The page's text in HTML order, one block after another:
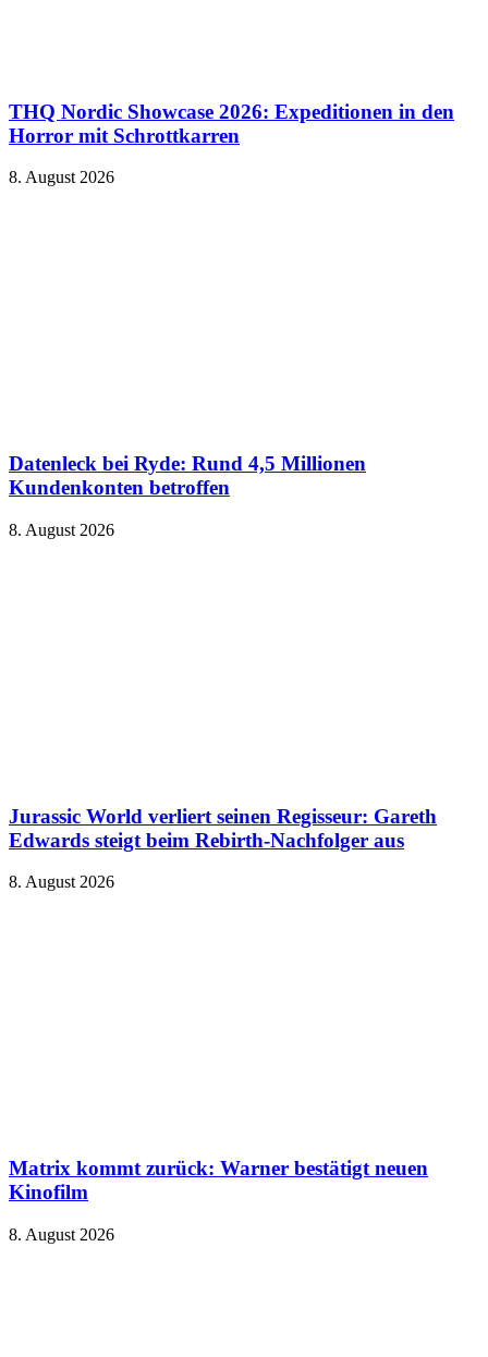
THQ Nordic Showcase 2026: Expeditionen in den
Horror mit Schrottkarren
8. August 2026
Datenleck bei Ryde: Rund 4,5 Millionen
Kundenkonten betroffen
8. August 2026
Jurassic World verliert seinen Regisseur: Gareth
Edwards steigt beim Rebirth-Nachfolger aus
8. August 2026
Matrix kommt zurück: Warner bestätigt neuen
Kinofilm
8. August 2026